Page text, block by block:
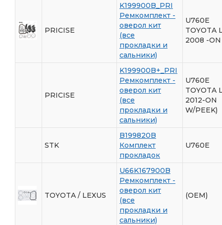
PRICISE
K199900B_PRI
Ремкомплект -
оверол кит
(все
прокладки и
сальники)
U760E
TOYOTA
2008 -ON
PRICISE
K199900B+_PRI
Ремкомплект -
оверол кит
(все
прокладки и
сальники)
U760E
TOYOTA
2012-ON
W/PEEK)
STK
B199820B
Комплект
прокладок
U760E
TOYOTA / LEXUS
U66K167900B
Ремкомплект -
оверол кит
(все
прокладки и
сальники)
(OEM)